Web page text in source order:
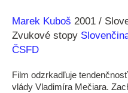
Réžia
Marek Kuboš
Rok
výroby
2001
Zvukové stopy
ČSFD
Film odzrkadľuje
vlády Vladimíra Mečiara.